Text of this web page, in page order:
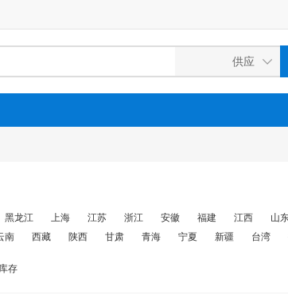
黑龙江 上海 江苏 浙江 安徽 福建 江西 山
南 西藏 陕西 甘肃 青海 宁夏 新疆 台湾
库存